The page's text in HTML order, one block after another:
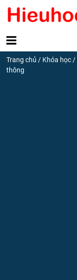
Trang chủ / Khóa học /
thông